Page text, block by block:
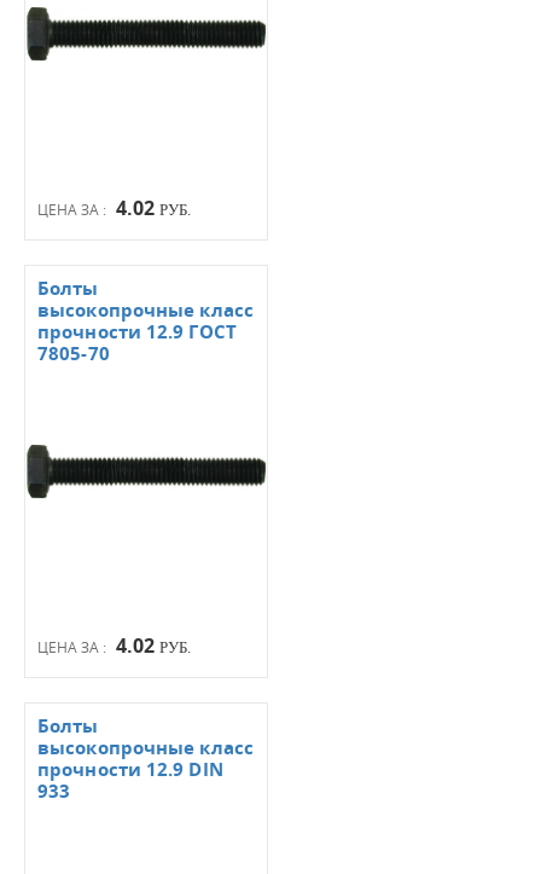
ЦЕНА ЗА : 4.02 РУБ.
ЦЕНА ЗА : 4.02 РУБ.
Болты
высокопрочные класс
прочности 12.9 ГОСТ
7805-70
Болты
высокопрочные класс
прочности 12.9 DIN
933